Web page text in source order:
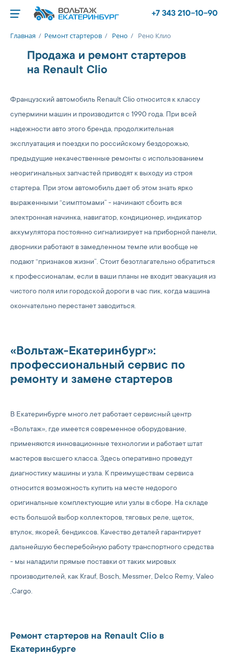
+7 343 210-10-90
Главная / Ремонт стартеров / Рено / Рено Клио
Продажа и ремонт стартеров
на Renault Clio
Французский автомобиль Renault Clio относится к классу
супермини машин и производится с 1990 года. При всей
надежности авто этого бренда, продолжительная
эксплуатация и поездки по российскому бездорожью,
предыдущие некачественные ремонты с использованием
неоригинальных запчастей приводят к выходу из строя
стартера. При этом автомобиль дает об этом знать ярко
выраженными “симптомами” - начинают сбоить вся
электронная начинка, навигатор, кондиционер, индикатор
аккумулятора постоянно сигнализирует на приборной панели,
дворники работают в замедленном темпе или вообще не
подают “признаков жизни”. Стоит безотлагательно обратиться
к профессионалам, если в ваши планы не входит эвакуация из
чистого поля или городской дороги в час пик, когда машина
окончательно перестанет заводиться.
«Вольтаж-Екатеринбург»:
профессиональный сервис по
ремонту и замене стартеров
В Екатеринбурге много лет работает сервисный центр
«Вольтаж», где имеется современное оборудование,
применяются инновационные технологии и работает штат
мастеров высшего класса. Здесь оперативно проведут
диагностику машины и узла. К преимуществам сервиса
относится возможность купить на месте недорого
оригинальные комплектующие или узлы в сборе. На складе
есть большой выбор коллекторов, тяговых реле, щеток,
втулок, якорей, бендиксов. Качество деталей гарантирует
дальнейшую бесперебойную работу транспортного средства
- мы наладили прямые поставки от таких мировых
производителей, как Krauf, Bosch, Messmer, Delco Remy, Valeo
,Cargo.
Ремонт стартеров на Renault Clio в
Екатеринбурге